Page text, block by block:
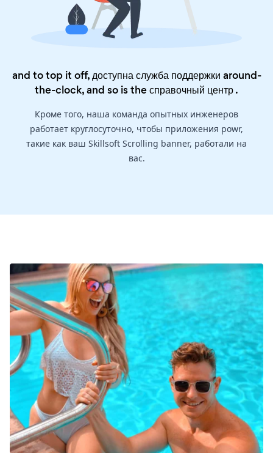
and to top it off, доступна служба поддержки around-
the-clock, and so is theсправочный центр.
Кроме того, наша команда опытных инженеров
работает круглосуточно, чтобы приложения powr,
такие как ваш Skillsoft Scrolling banner, работали на
вас.